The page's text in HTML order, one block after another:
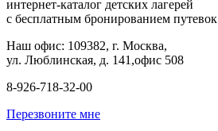
интернет-каталог детских лагерей
с бесплатным бронированием путевок
Наш офис: 109382, г. Москва,
ул. Люблинская, д. 141,офис 508
8-926-718-32-00
Перезвоните мне